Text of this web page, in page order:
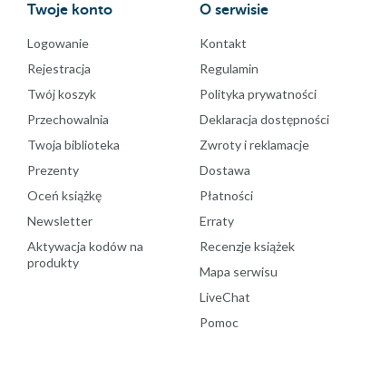
Twoje konto
Logowanie
Rejestracja
Twój koszyk
Przechowalnia
Twoja biblioteka
Prezenty
Oceń książkę
Newsletter
Aktywacja kodów na
produkty
O serwisie
Kontakt
Regulamin
Polityka prywatności
Deklaracja dostępności
Zwroty i reklamacje
Dostawa
Płatności
Erraty
Recenzje książek
Mapa serwisu
LiveChat
Pomoc